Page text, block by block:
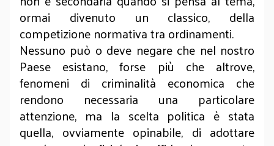
ormai divenuto un classico, della
competizione normativa tra ordinamenti.
Nessuno può o deve negare che nel nostro
Paese esistano, forse più che altrove,
fenomeni di criminalità economica che
rendono necessaria una particolare
attenzione, ma la scelta politica è stata
quella, ovviamente opinabile, di adottare